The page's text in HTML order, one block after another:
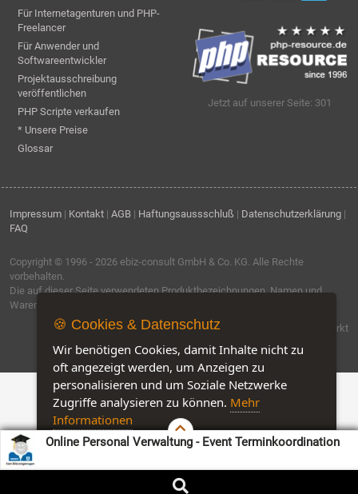
Online Personal Verwaltung - Event Terminkoordination
Für Internetagenturen und PHP-
Freelancer
Für Anwender und
Softwareentwickler
Projektausschreibung
veröffentlichen
PHP Scripte verkaufen
* Unsere Preise
Glossar
Jetzt auf unserer Seite: 301
Impressum | Kontakt | AGB | Haftungsaussschluß | Datenschutzerklärung |
FAQ
Copyright © 1996 - 2026 ebiz-consult GmbH & Co. KG. Alle Rechte
vorbehalten.
Die auf dieser Seite verwendeten Produktbezeichnungen, Namen und
Warenzeichen sind Eigentum der jeweiligen Firmen.
Software by IQ-Markt
🍪 Cookies & Datenschutz
Wir benötigen Cookies, damit Inhalte nicht zu
oft angezeigt werden, um Anzeigen zu
personalisieren und um Soziale Netzwerke
Zugriffe analysieren zu können. Mehr
Informationen
Akzeptieren